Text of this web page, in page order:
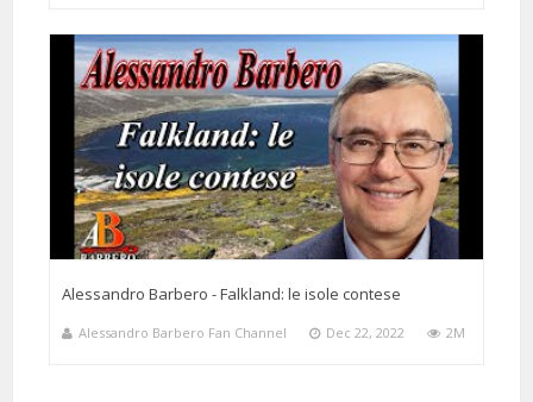
Alessandro Barbero - Falkland: le isole contese
Alessandro Barbero Fan Channel Dec 22, 2022 2M